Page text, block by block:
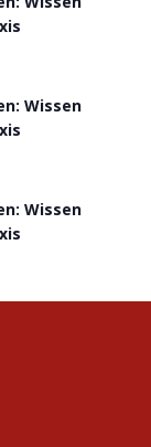
Wissen
Wissen